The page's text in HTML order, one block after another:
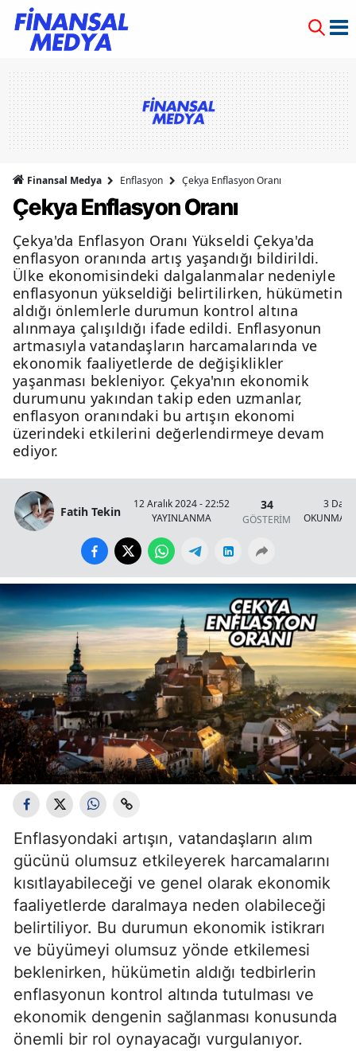
Finansal Medya Enflasyon Çekya Enflasyon Oranı
Çekya Enflasyon Oranı
Çekya'da Enflasyon Oranı Yükseldi Çekya'da
enflasyon oranında artış yaşandığı bildirildi.
Ülke ekonomisindeki dalgalanmalar nedeniyle
enflasyonun yükseldiği belirtilirken, hükümetin
aldığı önlemlerle durumun kontrol altına
alınmaya çalışıldığı ifade edildi. Enflasyonun
artmasıyla vatandaşların harcamalarında ve
ekonomik faaliyetlerde de değişiklikler
yaşanması bekleniyor. Çekya'nın ekonomik
durumunu yakından takip eden uzmanlar,
enflasyon oranındaki bu artışın ekonomi
üzerindeki etkilerini değerlendirmeye devam
ediyor.
Fatih Tekin
12 Aralık 2024 - 22:52
YAYINLANMA
34
GÖSTERİM
3
OKUNMA
Enflasyondaki artışın, vatandaşların alım
gücünü olumsuz etkileyerek harcamalarını
kısıtlayabileceği ve genel olarak ekonomik
faaliyetlerde daralmaya neden olabileceği
belirtiliyor. Bu durumun ekonomik istikrarı
ve büyümeyi olumsuz yönde etkilemesi
beklenirken, hükümetin aldığı tedbirlerin
enflasyonun kontrol altında tutulması ve
ekonomik dengenin sağlanması konusunda
önemli bir rol oynayacağı vurgulanıyor.